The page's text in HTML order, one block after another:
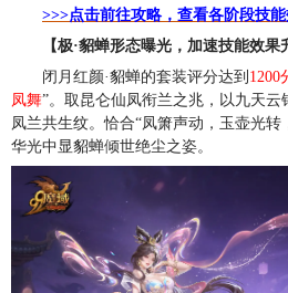
>>>点击前往攻略，查看各阶段技
【极·貂蝉形态曝光，加速技能效果
闭月红颜·貂蝉的套装评分达到 1200
凤舞”。取昆仑仙凤衔兰之兆，以九天
凤兰共生纹。恰合“凤箫声动，玉壶光
华光中显貂蝉倾世绝尘之姿。